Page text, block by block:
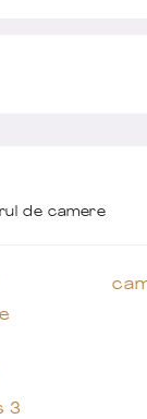
de camere
3